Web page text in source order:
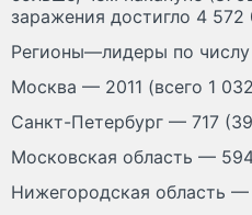
заражения достигло 4 572
Регионы—лидеры по числу
Москва — 2011 (всего 1
Санкт-Петербург — 717
Московская область —
Нижегородская область —